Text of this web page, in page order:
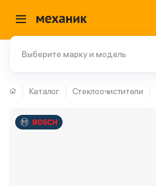
Выберите марку и модель
Каталог Стеклоочистители